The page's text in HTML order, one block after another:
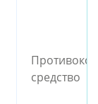
средство